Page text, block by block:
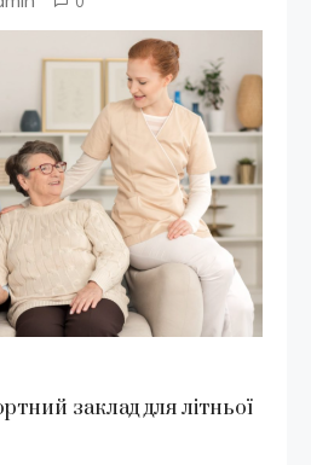
заклад для літньої